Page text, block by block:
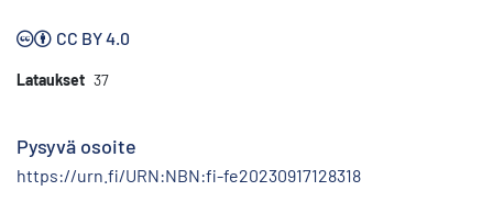
CC BY 4.0
Lataukset 37
Pysyvä osoite
https://urn.fi/URN:NBN:fi-fe20230917128318